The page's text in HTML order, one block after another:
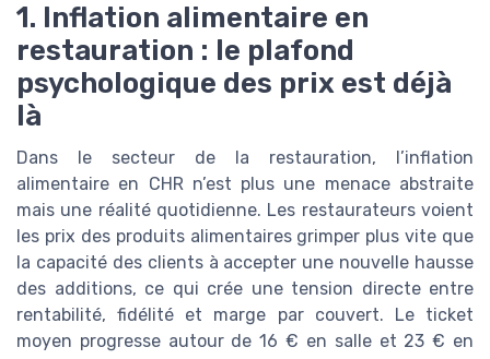
1. Inflation alimentaire en
restauration : le plafond
psychologique des prix est déjà
là
Dans le secteur de la restauration, l’inflation
alimentaire en CHR n’est plus une menace abstraite
mais une réalité quotidienne. Les restaurateurs voient
les prix des produits alimentaires grimper plus vite que
la capacité des clients à accepter une nouvelle hausse
des additions, ce qui crée une tension directe entre
rentabilité, fidélité et marge par couvert. Le ticket
moyen progresse autour de 16 € en salle et 23 € en